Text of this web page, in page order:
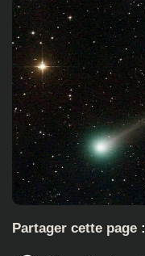
Partager cette page :